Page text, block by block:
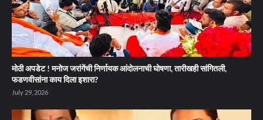
मोठी अपडेट ! मनोज जरांगेंची निर्णायक आंदोलनाची घोषणा, तारीखही सांगितली,
फडणवीसांना काय दिला इशारा?
July 29, 2026